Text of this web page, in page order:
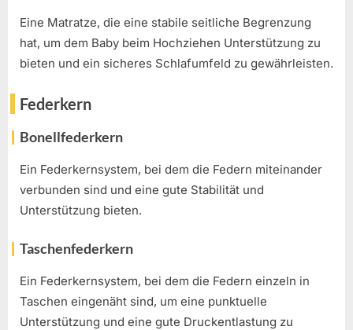
Eine Matratze, die eine stabile seitliche Begrenzung
hat, um dem Baby beim Hochziehen Unterstützung zu
bieten und ein sicheres Schlafumfeld zu gewährleisten.
Federkern
Bonellfederkern
Ein Federkernsystem, bei dem die Federn miteinander
verbunden sind und eine gute Stabilität und
Unterstützung bieten.
Taschenfederkern
Ein Federkernsystem, bei dem die Federn einzeln in
Taschen eingenäht sind, um eine punktuelle
Unterstützung und eine gute Druckentlastung zu